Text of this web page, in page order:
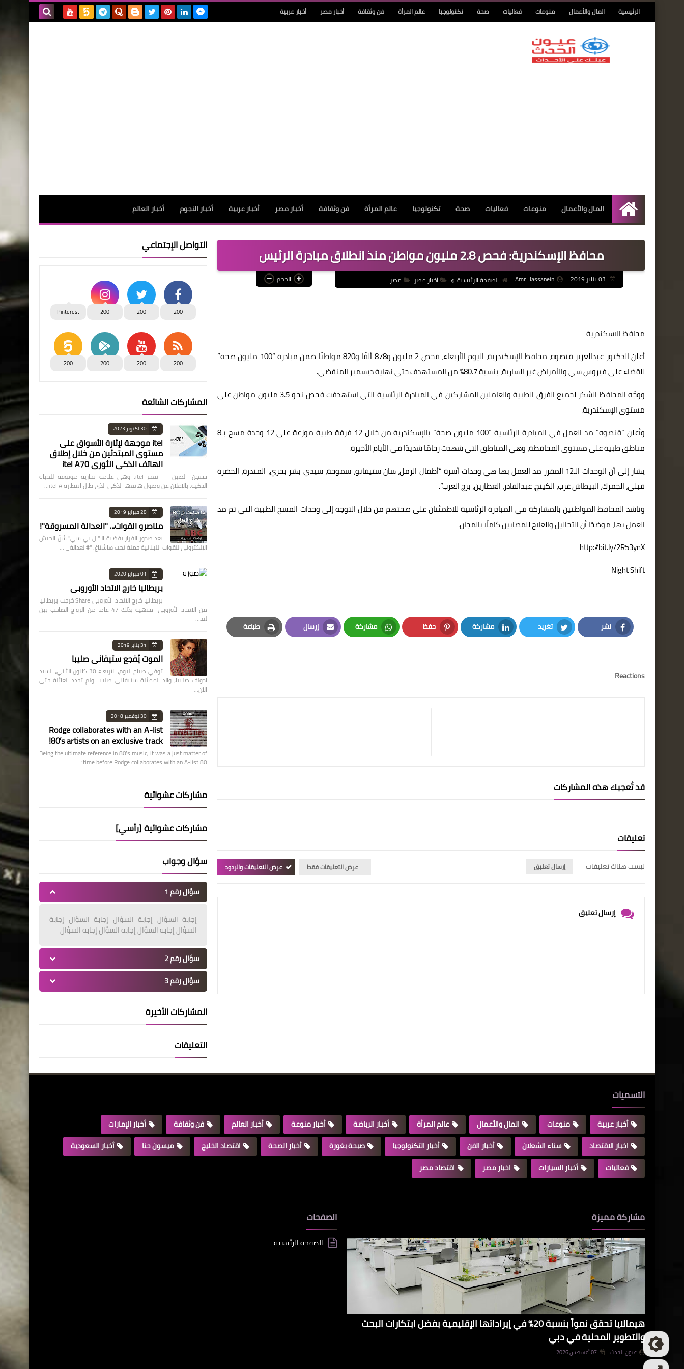
الرئيسية المال والأعمال منوعات فعاليات صحة تكنولوجيا عالم المرأة فن وثقافة أخبار مصر أخبار عربية
الرئيسية
المال والأعمال منوعات فعاليات صحة تكنولوجيا عالم المرأة فن وثقافة أخبار مصر أخبار عربية أخبار النجوم أخبار العالم
محافظ الإسكندرية: فحص 2.8 مليون مواطن منذ انطلاق مبادرة الرئيس
Amr Hassanein الصفحة الرئيسية أخبار مصر مصر الحجم
محافظ الاسكندرية
أعلن الدكتور عبدالعزيز قنصوه، محافظ الإسكندرية، اليوم الأربعاء، فحص 2 مليون و878 ألفًا و820 مواطنًا ضمن مبادرة “100 مليون صحة”
للقضاء على فيروس سي والأمراض غير السارية، بنسبة 80.7% من المستهدف حتى نهاية ديسمبر المنقضي.
ووجّه المحافظ الشكر لجميع الفرق الطبية والعاملين المشاركين في المبادرة الرئاسية التي استهدفت فحص نحو 3.5 مليون مواطن على
مستوى الإسكندرية.
وأعلن “قنصوه” مد العمل في المبادرة الرئاسية “100 مليون صحة” بالإسكندرية من خلال 12 فرقة طبية موزعة على 12 وحدة مسح بـ8
مناطق طبية على مستوى المحافظة، وهي المناطق التي شهدت زحامًا شديدًا في الأيام الأخيرة.
يشار إلى أن الوحدات الـ12 المقرر مد العمل بها هي وحدات أسرة “أطفال الرمل، سان ستيفانو، سموحة، سيدي بشر بحري، المندرة، الحضرة
قبلي، الجمرك، البيطاش غرب، الكينج، عبدالقادر، العطارين، برج العرب”.
وناشد المحافظ المواطنين بالمشاركة في المبادرة الرئاسية للاطمئنان على صحتهم من خلال التوجه إلى وحدات المسح الطبية التي تم مد
العمل بها، موضحًا أن التحاليل والعلاج للمصابين كاملًا بالمجان.
http://bit.ly/2R53ynX
Night Shift
نشر
Facebook
تغريد
Twitter
مشاركة
LinkedIn
حفظ
Pinterest
مشاركة
Whatsapp
إرسال
Email
طباعة
Print
Reactions
قد تُعجبك هذه المشاركات
تعليقات
ليست هناك تعليقات إرسال تعليق عرض التعليقات فقط عرض التعليقات والردود
إرسال تعليق
التواصل الإجتماعي
200
200
200
Pinterest
200
200
200
200
المشاركات الشائعة
30 أكتوبر 2023
itel موجهة لإثارة الأسواق على
مستوى المبتدئين من خلال إطلاق
الهاتف الذكي الثوري itel A70
شنجن، الصين — تفخر itel، وهي علامة تجارية موثوقة للحياة
الذكية، بالإعلان عن وصول هاتفها الذكي الذي طال انتظاره itel A…
28 فبراير 2019
مناصرو القوات... "العدالة المسروقة"!
بعد صدور القرار بقضية الـ"ال بي سي" شنّ الجيش
الإلكتروني للقوات اللبنانية حملة تحت هاشتاغ: "#العدالة_ا…
01 فبراير 2020
بريطانيا خارج الاتحاد الأوروبي
بريطانيا خارج الاتحاد الأوروبي Share خرجت بريطانيا
من الاتحاد الأوروبي، منهية بذلك 47 عاما من الزواج الصاخب بين
لند…
31 يناير 2019
الموت يُفجع ستيفاني صليبا
توفي صباح اليوم، الاربعاء 30 كانون الثاني، السيد
ادولف صليبا، والد الممثلة ستيفاني صليبا. ولم تحدد العائلة حتى
الآن…
30 نوفمبر 2018
Rodge collaborates with an A-list
80’s artists on an exclusive track!
Being the ultimate reference in 80’s music, it was a just matter of
time before Rodge collaborates with an A-list 80’…
مشاركات عشوائية
مشاركات عشوائية [رأسي]
سؤال وجواب
سؤال رقم 1
إجابة السؤال إجابة السؤال إجابة السؤال إجابة
السؤال إجابة السؤال إجابة السؤال إجابة السؤال
سؤال رقم 2
سؤال رقم 3
المشاركات الأخيرة
التعليقات
التسميات
أخبار عربية منوعات المال والأعمال عالم المرأة أخبار الرياضة أخبار منوعة أخبار العالم فن وثقافة
أخبار الإمارات
اخبار الاقتصاد
سناء الشعلان أخبار الفن أخبار التكنولوجيا صبحة بغورة أخبار الصحة اقتصاد الخليج ميسون حنا
أخبار السعودية
فعاليات
أخبار السيارات اخبار مصر اقتصاد مصر
مشاركة مميزة
هيمالايا تحقق نمواً بنسبة 20% في إيراداتها الإقليمية بفضل ابتكارات البحث
والتطوير المحلية في دبي
عيون الحدث 07 أغسطس 2026
الصفحات
الصفحة الرئيسية